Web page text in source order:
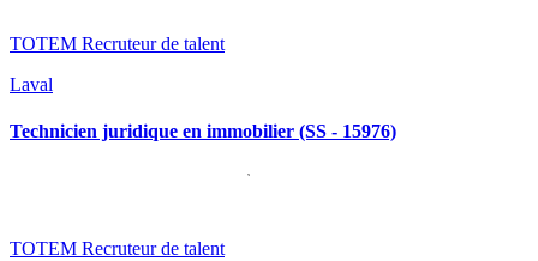
TOTEM Recruteur de talent
Laval
Technicien juridique en immobilier (SS - 15976)
TOTEM Recruteur de talent